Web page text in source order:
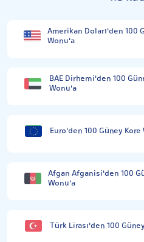
Amerikan Doları'den 100
Wonu'a
BAE Dirhemi'den 100
Wonu'a
Euro'den 100 Güney
Afgan Afganisi'den 100
Wonu'a
Türk Lirası'den 100